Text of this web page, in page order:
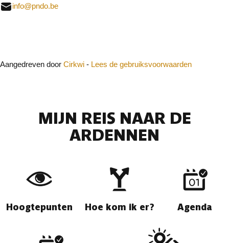
info@pndo.be
Aangedreven door Cirkwi - Lees de gebruiksvoorwaarden
MIJN REIS NAAR DE
ARDENNEN
Hoogtepunten Hoe kom ik er? Agenda